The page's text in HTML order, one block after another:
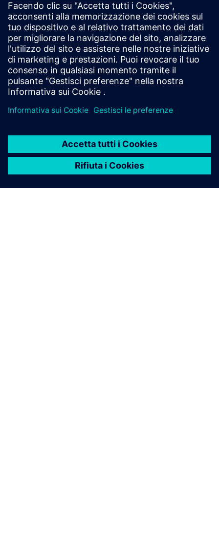
Informazioni e risorse aggiuntive
Volantino del prodotto: In 5 passaggi dalla scansione al
modello di simulazione
Prerequisiti